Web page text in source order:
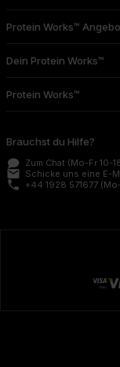
Protein Works™
Dein Protein Works™
Protein Works™
Brauchst du Hilfe?
Zum Chat (Mo-Fr 10-
email Schicke uns eine E-
phone +44 1928 571677